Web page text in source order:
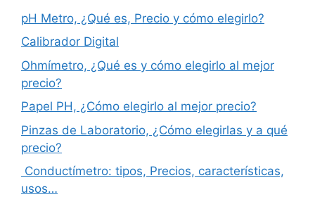
pH Metro, ¿Qué es, Precio y cómo elegirlo?
Calibrador Digital
Ohmímetro, ¿Qué es y cómo elegirlo al mejor
precio?
Papel PH, ¿Cómo elegirlo al mejor precio?
Pinzas de Laboratorio, ¿Cómo elegirlas y a qué
precio?
Conductímetro: tipos, Precios, características,
usos…